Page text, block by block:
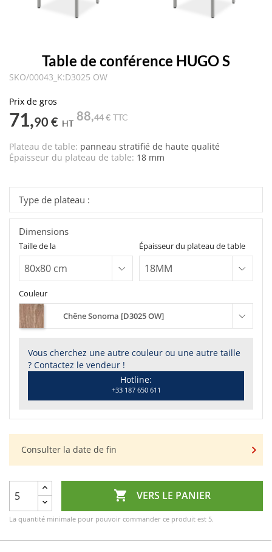
Table de conférence HUGO S
SKO/00043_K:D3025 OW
Prix de gros
71,90 € HT
88,44 € TTC
Plateau de table: panneau stratifié de haute qualité
Épaisseur du plateau de table: 18 mm
Couleur
Chêne Sonoma [D3025 OW]
Vous cherchez une autre couleur ou une autre taille
? Contactez le vendeur !
Hotline:
+33 187 650 611
Taille de la Épaisseur du plateau de table
Dimensions
Type de plateau :
Consulter la date de fin
 VERS LE PANIER
La quantité minimale pour pouvoir commander ce produit est 5.